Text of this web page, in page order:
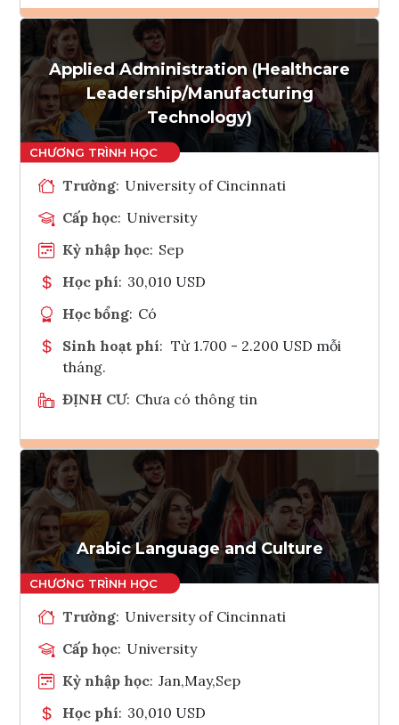
Ghi danh
Tham vấn Interlink
Applied Administration (Healthcare
Leadership/Manufacturing
Technology)
Trường: University of Cincinnati
Cấp học: University
Kỳ nhập học: Sep
Học phí: 30,010 USD
Học bổng: Có
Sinh hoạt phí: Từ 1.700 - 2.200 USD mỗi
tháng.
ĐỊNH CƯ: Chưa có thông tin
Ghi danh
Tham vấn Interlink
Arabic Language and Culture
Trường: University of Cincinnati
Cấp học: University
Kỳ nhập học: Jan,May,Sep
Học phí: 30,010 USD